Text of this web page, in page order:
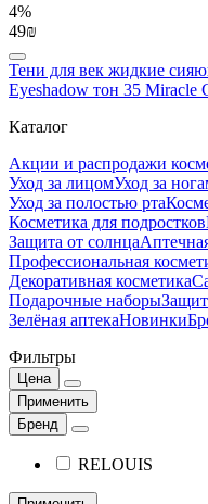
4%
49₪
Тени для век жидкие
Eyeshadow тон 35 Miracle
Каталог
Акции и распродажи
Уход за лицомУход за
Уход за полостью рта
Косметика для подростков
Защита от солнца
Профессиональная
Декоративная косметика
Подарочные наборы
Зелёная аптекаНовинки
Фильтры
Цена
Применить
Бренд
RELOUIS